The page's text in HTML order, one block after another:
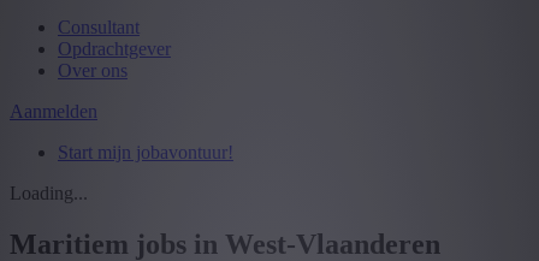
Consultant
Opdrachtgever
Over ons
Aanmelden
Start mijn jobavontuur!
Loading...
Maritiem jobs in West-Vlaanderen